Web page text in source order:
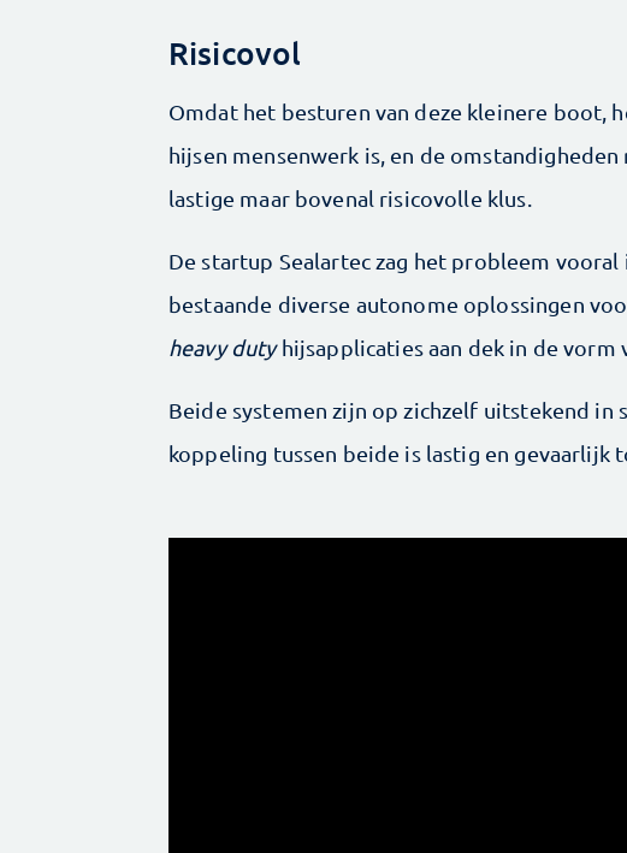
Risicovol
Omdat het besturen van deze kleinere boot,
hijsen mensenwerk is, en de
lastige maar bovenal risicovolle klus.
De startup Sealartec zag het probleem
bestaande diverse autonome oplossingen
heavy dutyhijsapplicaties aan dek in de vorm
Beide systemen zijn op zichzelf uitstekend in
koppeling tussen beide is lastig en gevaarlijk